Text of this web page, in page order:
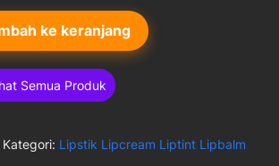
ke keranjang
Semua Produk
Kategori: Lipstik Lipcream Liptint Lipbalm